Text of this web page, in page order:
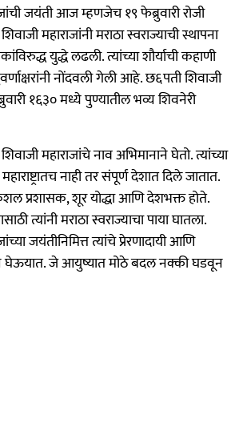
जयंती आज म्हणजेच १९ फेब्रुवारी रोजी
महाराजांनी मराठा स्वराज्याची स्थापना
युद्धे लढली. त्यांच्या शौर्याची कहाणी
नोंदवली गेली आहे. छ६पती शिवाजी
१६३० मध्ये पुण्यातील भव्य शिवनेरी
महाराजांचे नाव अभिमानाने घेतो. त्यांच्या
नाही तर संपूर्ण देशात दिले जातात.
प्रशासक, शूर योद्धा आणि देशभक्त होते.
त्यांनी मराठा स्वराज्याचा पाया घातला.
जयंतीनिमित्त त्यांचे प्रेरणादायी आणि
घेऊयात. जे आयुष्यात मोठे बदल नक्की घडवून